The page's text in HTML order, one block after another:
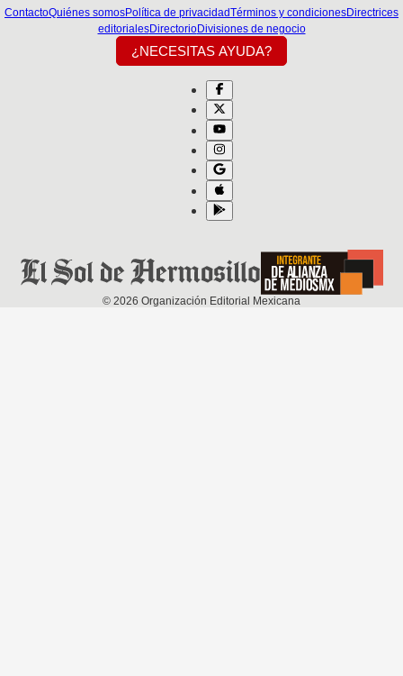
ContactoQuiénes somosPolítica de privacidadTérminos y condicionesDirectrices
editorialesDirectorioDivisiones de negocio
¿NECESITAS AYUDA?
© 2026 Organización Editorial Mexicana